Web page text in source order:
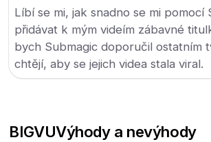
Líbí se mi, jak snadno se mi pomocí
přidávat k mým videím zábavné
bych Submagic doporučil ostatním
chtějí, aby se jejich videa stala viral.
BIGVUVýhody a nevýhody